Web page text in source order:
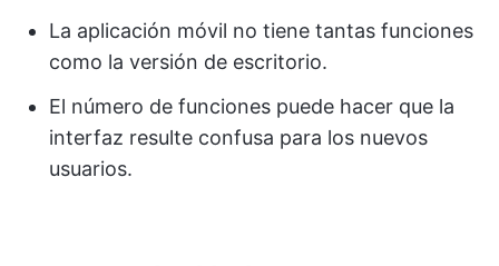
La aplicación móvil no tiene tantas funciones
como la versión de escritorio.
El número de funciones puede hacer que la
interfaz resulte confusa para los nuevos
usuarios.